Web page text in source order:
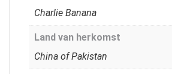
Charlie Banana
Land van herkomst
China of Pakistan